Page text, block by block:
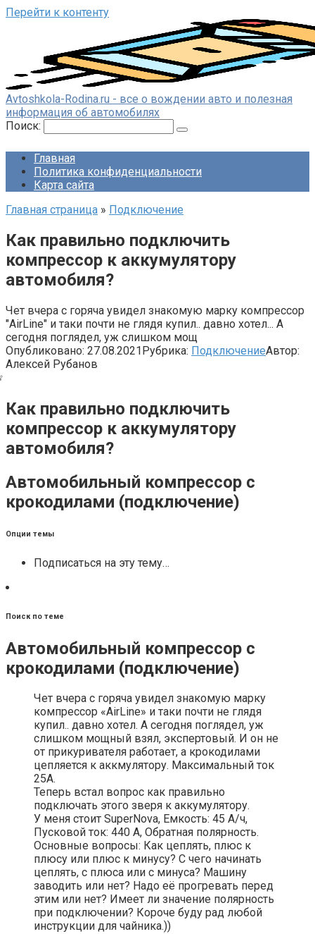
Перейти к контенту
Avtoshkola-Rodina.ru - все о вождении авто и полезная
информация об автомобилях
Поиск:
Главная
Политика конфиденциальности
Карта сайта
Главная страница » Подключение
Как правильно подключить
компрессор к аккумулятору
автомобиля?
Чет вчера с горяча увидел знакомую марку компрессор
"AirLine" и таки почти не глядя купил.. давно хотел... А
сегодня поглядел, уж слишком мощ
Опубликовано: 27.08.2021Рубрика: ПодключениеАвтор:
Алексей Рубанов
Как правильно подключить
компрессор к аккумулятору
автомобиля?
Автомобильный компрессор с
крокодилами (подключение)
Опции темы
Подписаться на эту тему…
Поиск по теме
Автомобильный компрессор с
крокодилами (подключение)
Чет вчера с горяча увидел знакомую марку
компрессор «AirLine» и таки почти не глядя
купил.. давно хотел. А сегодня поглядел, уж
слишком мощный взял, экспертовый. И он не
от прикуривателя работает, а крокодилами
цепляется к аккмулятору. Максимальный ток
25А.
Теперь встал вопрос как правильно
подключать этого зверя к аккумулятору.
У меня стоит SuperNova, Емкость: 45 А/ч,
Пусковой ток: 440 А, Обратная полярность.
Основные вопросы: Как цеплять, плюс к
плюсу или плюс к минусу? С чего начинать
цеплять, с плюса или с минуса? Машину
заводить или нет? Надо её прогревать перед
этим или нет? Имеет ли значение полярность
при подключении? Короче буду рад любой
инструкции для чайника.))